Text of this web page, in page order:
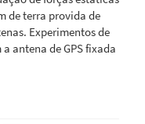
de terra provida de
Experimentos de
antena de GPS fixada